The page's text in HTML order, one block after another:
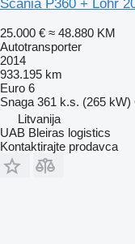
Scania P360 + Lohr
25.000 € ≈ 48.880 KM
Autotransporter
2014
933.195 km
Euro 6
Snaga 361 k.s. (265 kW)
Litvanija
UAB Bleiras logistics
Kontaktirajte prodavca